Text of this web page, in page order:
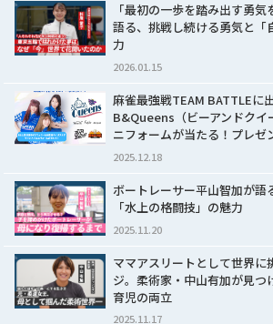
「最初の一歩を踏み出す勇
語る、挑戦し続ける勇気と「
力
2026.01.15
麻雀最強戦TEAM BATTLEに
B&Queens（ビーアンドクイ
ニフォームが当たる！プレ
2025.12.18
ボートレーサー平山智加が語
「水上の格闘技」の魅力
2025.11.20
ママアスリートとして世界に
ジ。柔術家・中山有加が見つ
育児の両立
2025.11.17